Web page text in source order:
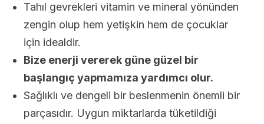
Tahıl gevrekleri vitamin ve mineral yönünden
zengin olup hem yetişkin hem de çocuklar
için idealdir.
Bize enerji vererek güne güzel bir
başlangıç yapmamıza yardımcı olur.
Sağlıklı ve dengeli bir beslenmenin önemli bir
parçasıdır. Uygun miktarlarda tüketildiği